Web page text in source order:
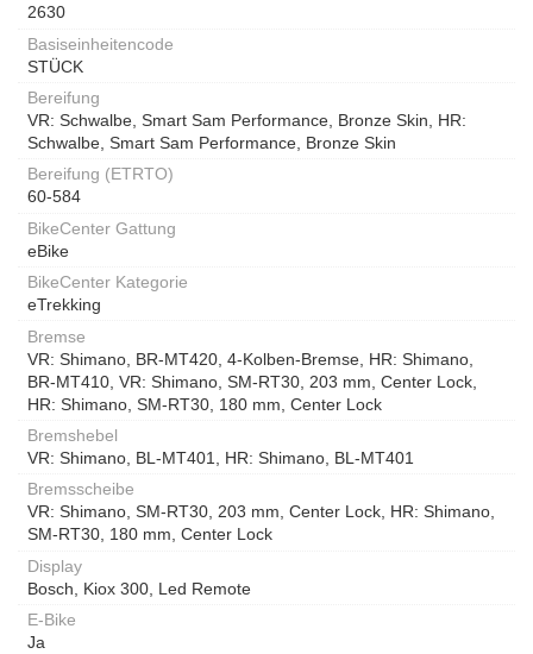
2630
Basiseinheitencode
STÜCK
Bereifung
VR: Schwalbe, Smart Sam Performance, Bronze Skin, HR:
Schwalbe, Smart Sam Performance, Bronze Skin
Bereifung (ETRTO)
60-584
BikeCenter Gattung
eBike
BikeCenter Kategorie
eTrekking
Bremse
VR: Shimano, BR-MT420, 4-Kolben-Bremse, HR: Shimano,
BR-MT410, VR: Shimano, SM-RT30, 203 mm, Center Lock,
HR: Shimano, SM-RT30, 180 mm, Center Lock
Bremshebel
VR: Shimano, BL-MT401, HR: Shimano, BL-MT401
Bremsscheibe
VR: Shimano, SM-RT30, 203 mm, Center Lock, HR: Shimano,
SM-RT30, 180 mm, Center Lock
Display
Bosch, Kiox 300, Led Remote
E-Bike
Ja